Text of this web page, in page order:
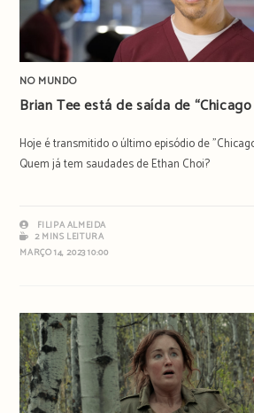
NO MUNDO
Brian Tee está de saída de
Hoje é transmitido o último episódio de
Quem já tem saudades de Ethan Choi?
FILIPA ALMEIDA
2 MINS LEITURA
MARÇO 14, 2023 10:00